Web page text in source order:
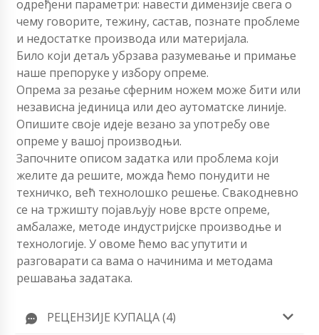
одређени параметри: навести димензије свега о
чему говорите, тежину, састав, познате проблеме
и недостатке производа или материјала.
Било који детаљ убрзава разумевање и примање
наше препоруке у избору опреме.
Опрема за резање сферним ножем може бити или
независна јединица или део аутоматске линије.
Опишите своје идеје везано за употребу ове
опреме у вашој производњи.
Започните описом задатка или проблема који
желите да решите, можда ћемо понудити не
техничко, већ технолошко решење. Свакодневно
се на тржишту појављују нове врсте опреме,
амбалаже, методе индустријске производње и
технологије. У овоме ћемо вас упутити и
разговарати са вама о начинима и методама
решавања задатака.
РЕЦЕНЗИЈЕ КУПАЦА (4)